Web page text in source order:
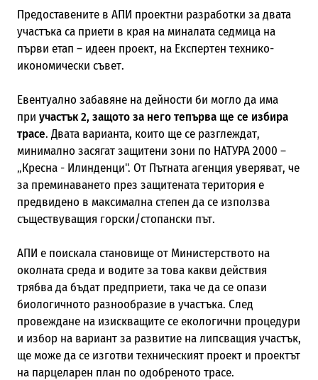
Предоставените в АПИ проектни разработки за двата
участъка са приети в края на миналата седмица на
първи етап – идеен проект, на Експертен технико-
икономически съвет.
Евентуално забавяне на дейности би могло да има
при участък 2, защото за него тепърва ще се избира
трасе. Двата варианта, които ще се разглеждат,
минимално засягат защитени зони по НАТУРА 2000 –
„Кресна - Илинденци". От Пътната агенция уверяват, че
за преминаването през защитената територия е
предвидено в максимална степен да се използва
съществуващия горски/стопански път.
АПИ е поискала становище от Министерството на
околната среда и водите за това какви действия
трябва да бъдат предприети, така че да се опази
биологичното разнообразие в участъка. След
провеждане на изискващите се екологични процедури
и избор на вариант за развитие на липсващия участък,
ще може да се изготви техническият проект и проектът
на парцеларен план по одобреното трасе.